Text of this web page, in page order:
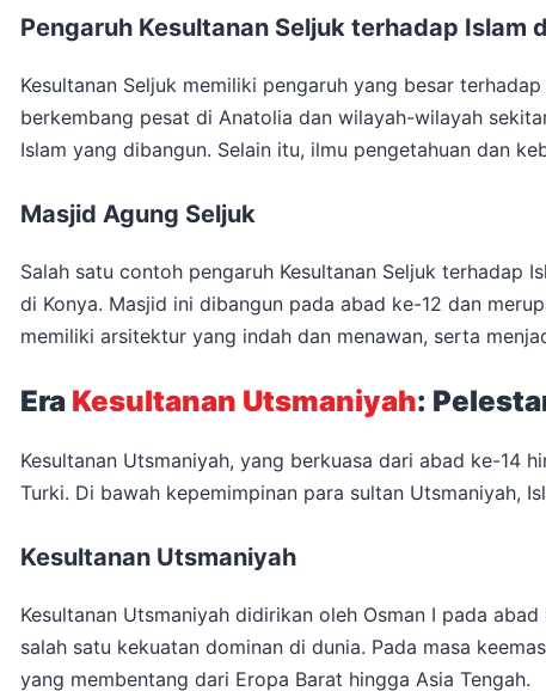
Pengaruh Kesultanan Seljuk terhadap Islam
Kesultanan Seljuk memiliki pengaruh yang besar
berkembang pesat di Anatolia dan wilayah-wilayah
Islam yang dibangun. Selain itu, ilmu pengetahuan dan
Masjid Agung Seljuk
Salah satu contoh pengaruh Kesultanan Seljuk terhadap
di Konya. Masjid ini dibangun pada abad ke-12 dan
memiliki arsitektur yang indah dan menawan, serta
Era Kesultanan Utsmaniyah:
Kesultanan Utsmaniyah, yang berkuasa dari abad ke-14
Turki. Di bawah kepemimpinan para sultan Utsmaniyah,
Kesultanan Utsmaniyah
Kesultanan Utsmaniyah didirikan oleh Osman I pada
salah satu kekuatan dominan di dunia. Pada masa
yang membentang dari Eropa Barat hingga Asia Tengah.